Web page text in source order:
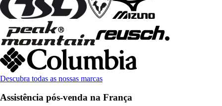
Descubra todas as nossas marcas
Assistência pós-venda na França